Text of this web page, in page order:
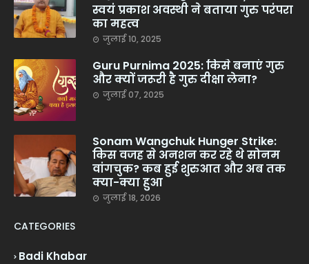
स्वयं प्रकाश अवस्थी ने बताया गुरु परंपरा
का महत्व
जुलाई 10, 2025
Guru Purnima 2025: किसे बनाएं गुरु
और क्यों जरूरी है गुरु दीक्षा लेना?
जुलाई 07, 2025
Sonam Wangchuk Hunger Strike:
किस वजह से अनशन कर रहे थे सोनम
वांगचुक? कब हुई शुरुआत और अब तक
क्या-क्या हुआ
जुलाई 18, 2026
CATEGORIES
Badi Khabar